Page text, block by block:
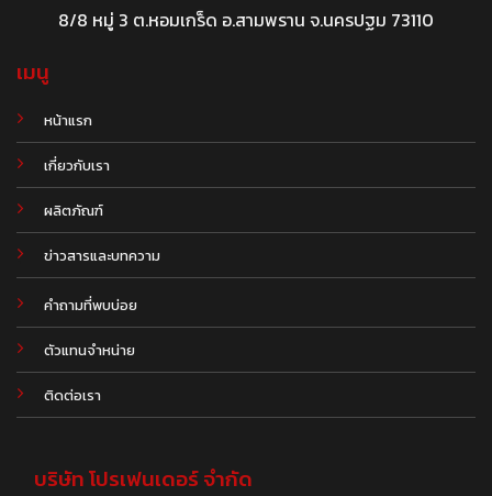
8/8 หมู่ 3 ต.หอมเกร็ด อ.สามพราน จ.นครปฐม 73110
เมนู
หน้าแรก
เกี่ยวกับเรา
ผลิตภัณฑ์
ข่าวสารและบทความ
.
คำถามที่พบบ่อย
ตัวแทนจำหน่าย
ติดต่อเรา
บริษัท โปรเฟนเดอร์ จำกัด